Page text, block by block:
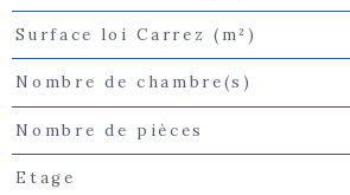
Surface loi Carrez (m²)
Nombre de chambre(s)
Nombre de pièces
Etage